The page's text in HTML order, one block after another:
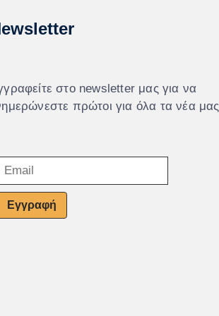
στο newsletter μας για να
πρώτοι για όλα τα νέα μας
Εγγραφή